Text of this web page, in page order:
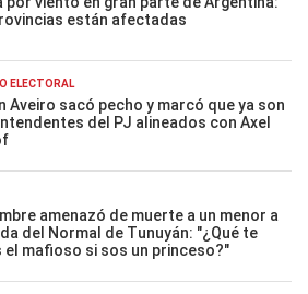
están afectadas
ELECTORAL
Aveiro sacó pecho y marcó que ya son
del PJ alineados con Axel
amenazó de muerte a un menor a
del Normal de Tunuyán: "¿Qué te
el mafioso si sos un princeso?"